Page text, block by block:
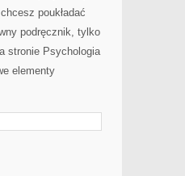
poukładać
podręcznik, tylko
stronie Psychologia
elementy